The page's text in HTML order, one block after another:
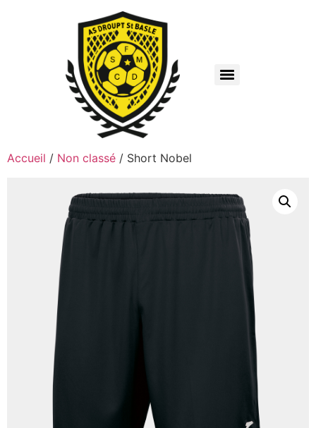
Accueil / Non classé / Short Nobel